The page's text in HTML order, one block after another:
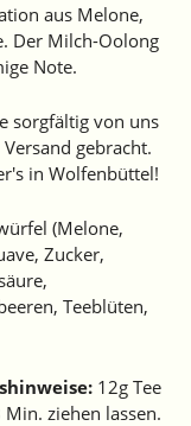
aus Melone,
Der Milch-Oolong
Note.
sorgfältig von uns
gebracht.
in Wolfenbüttel!
(Melone,
Zucker,
Teeblüten,
12g Tee
Min. ziehen lassen.